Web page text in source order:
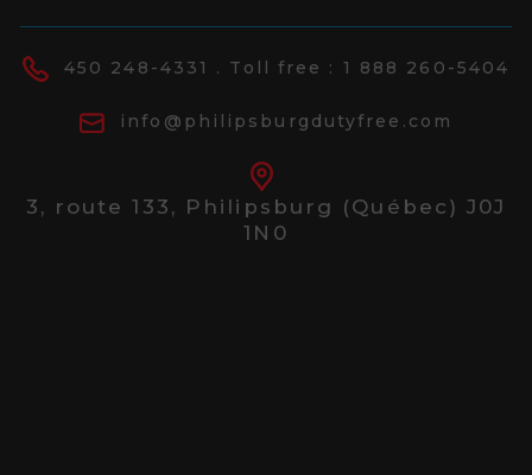
450 248-4331 . Toll free : 1 888 260-5404
info@philipsburgdutyfree.com
3, route 133, Philipsburg (Québec) J0J
1N0